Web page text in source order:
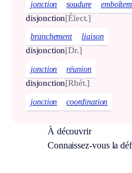
jonction soudure
disjonction[Élect.]
branchement liaison
disjonction[Dr.]
jonction réunion
disjonction[Rhét.]
jonction coordination
À découvrir
Connaissez-vous la